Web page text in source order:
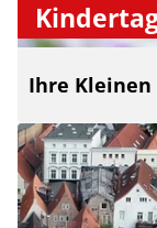
Ihre Kleinen